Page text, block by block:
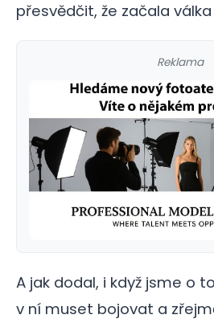
přesvědčit, že začala
Reklama
A jak dodal, i když jsme o
v ní muset bojovat a